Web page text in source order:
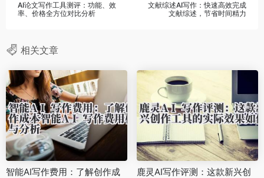
AI论文写作工具测评：功能、效
率、价格全方位对比分析
文献综述AI写作：快速高效完成
文献综述，节省时间精力
相关文章
智能AI写作费用：了解创作成
鹿灵AI写作评测：这款新兴创